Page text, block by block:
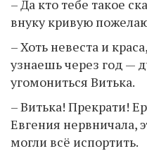
– Да кто тебе такое
внуку кривую
– Хоть невеста и
узнаешь через год —
угомониться Витька.
– Витька! Прекрати!
Евгения нервничала,
могли всё испортить.